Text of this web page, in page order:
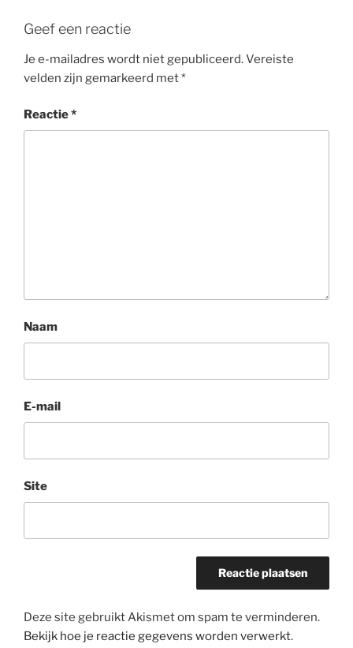
Geef een reactie
Je e-mailadres wordt niet gepubliceerd.Vereiste
velden zijn gemarkeerd met*
Reactie*
Naam
E-mail
Site
Deze site gebruikt Akismet om spam te verminderen.
Bekijk hoe je reactie gegevens worden verwerkt.